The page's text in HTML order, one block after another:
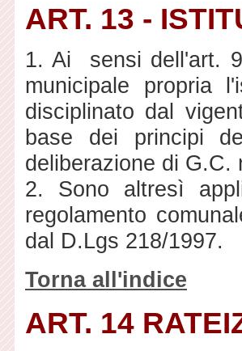
ART. 13 -
1. Ai sensi dell'art.
municipale propria
disciplinato dal
base dei principi
deliberazione di G.C.
2. Sono altresì
regolamento
dal D.Lgs 218/1997.
Torna all'indice
ART. 14